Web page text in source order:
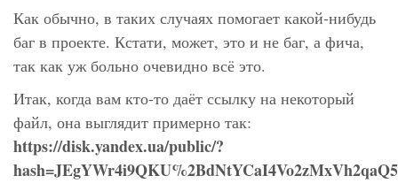
Как обычно, в таких случаях помогает какой-нибудь
баг в проекте. Кстати, может, это и не баг, а фича,
так как уж больно очевидно всё это.
Итак, когда вам кто-то даёт ссылку на некоторый
файл, она выглядит примерно так:
https://disk.yandex.ua/public/?